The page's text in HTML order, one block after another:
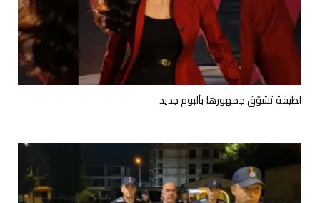
لطيفة تشوّق جمهورها بألبوم جديد